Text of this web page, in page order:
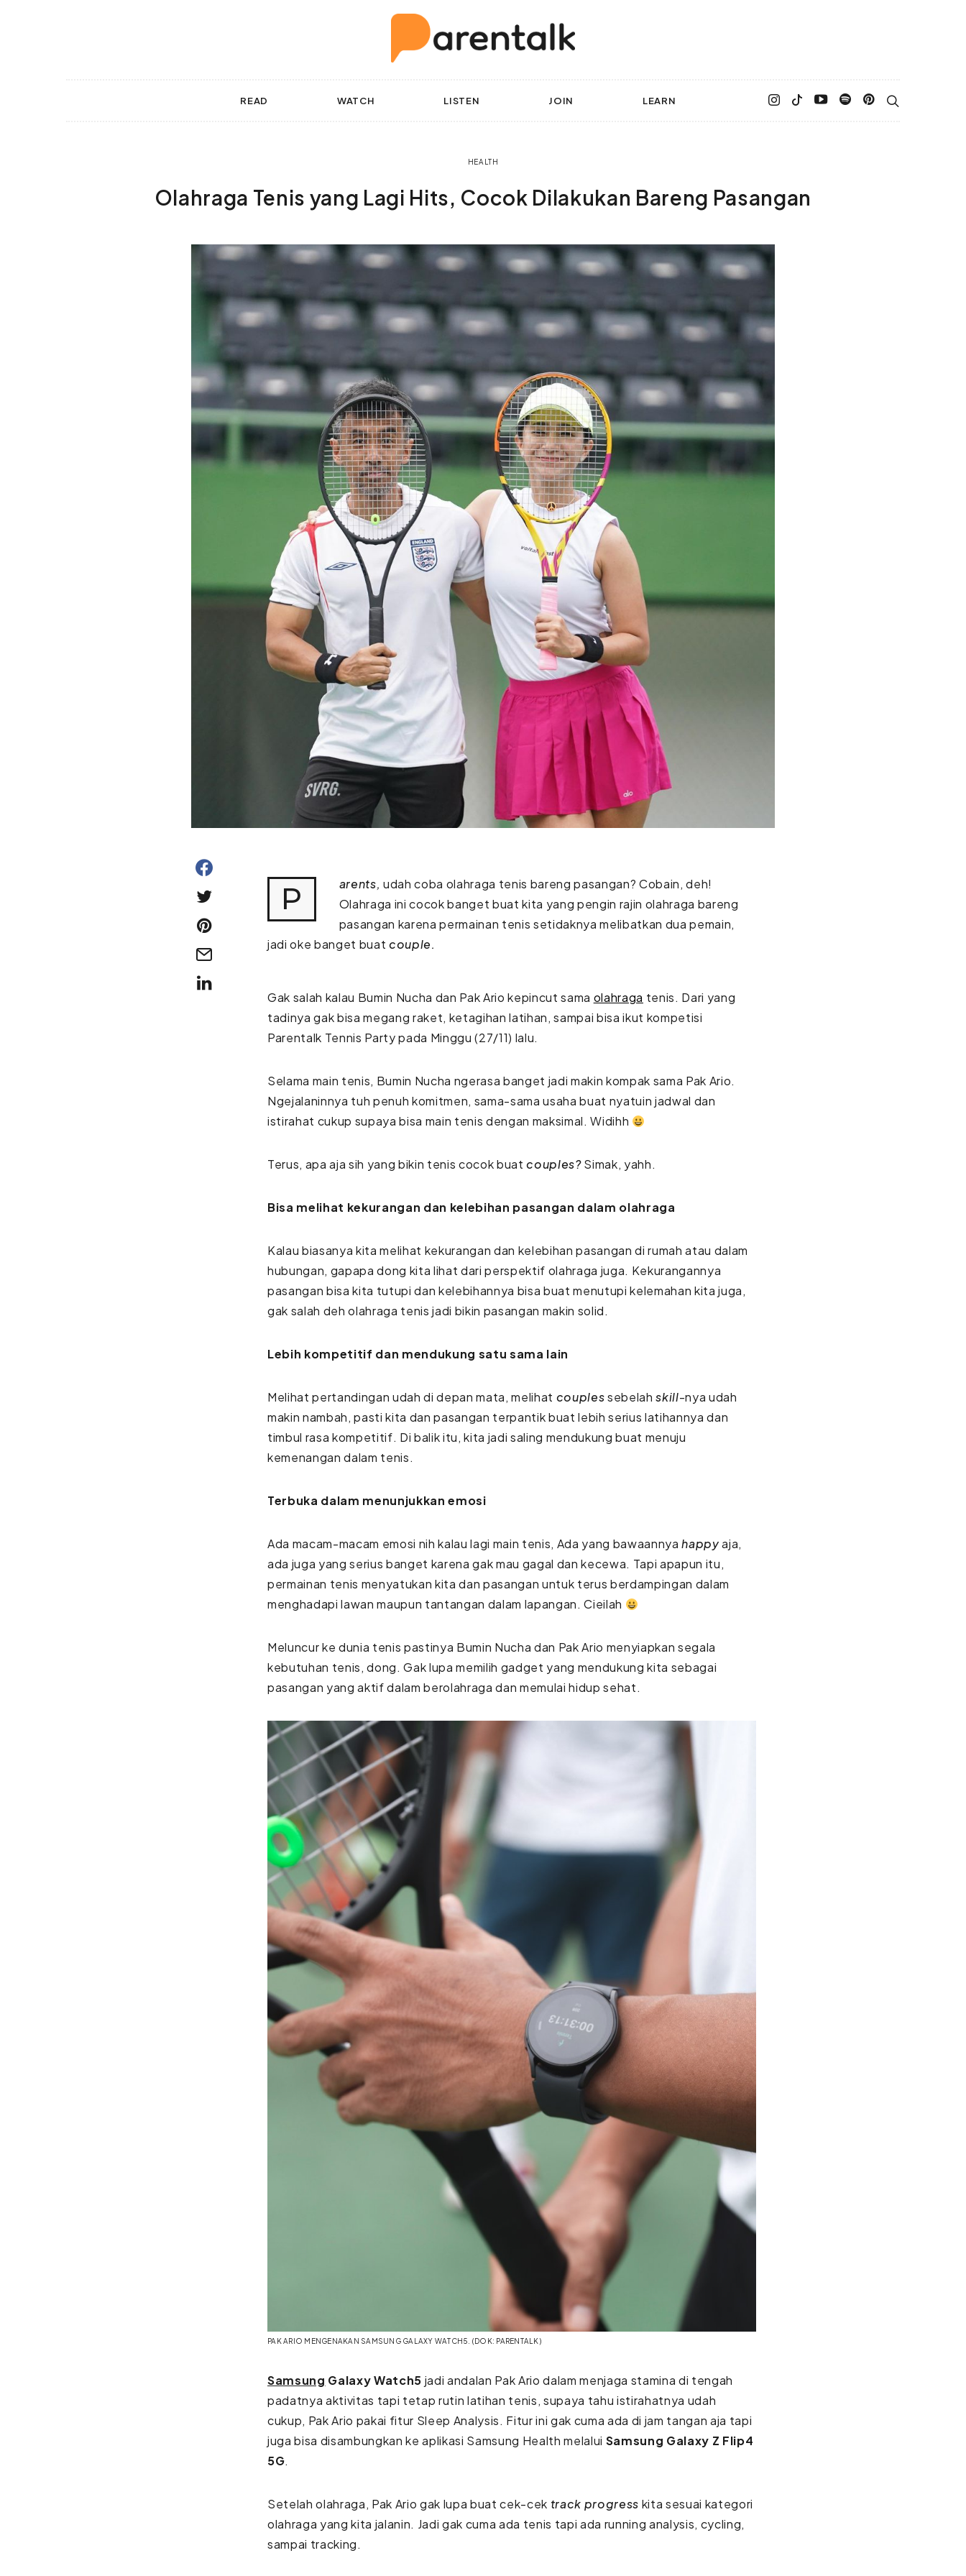
READ WATCH LISTEN JOIN LEARN
HEALTH
Olahraga Tenis yang Lagi Hits, Cocok Dilakukan Bareng Pasangan
P arents,udah coba olahraga tenis bareng pasangan? Cobain, deh!
Olahraga ini cocok banget buat kita yang pengin rajin olahraga bareng
pasangan karena permainan tenis setidaknya melibatkan dua pemain,
jadi oke banget buat couple.
Gak salah kalau Bumin Nucha dan Pak Ario kepincut sama olahraga tenis. Dari yang
tadinya gak bisa megang raket, ketagihan latihan, sampai bisa ikut kompetisi
Parentalk Tennis Party pada Minggu (27/11) lalu.
Selama main tenis, Bumin Nucha ngerasa banget jadi makin kompak sama Pak Ario.
Ngejalaninnya tuh penuh komitmen, sama-sama usaha buat nyatuin jadwal dan
istirahat cukup supaya bisa main tenis dengan maksimal. Widihh
Terus, apa aja sih yang bikin tenis cocok buatcouples?Simak, yahh.
Bisa melihat kekurangan dan kelebihan pasangan dalam olahraga
Kalau biasanya kita melihat kekurangan dan kelebihan pasangan di rumah atau dalam
hubungan, gapapa dong kita lihat dari perspektif olahraga juga. Kekurangannya
pasangan bisa kita tutupi dan kelebihannya bisa buat menutupi kelemahan kita juga,
gak salah deh olahraga tenis jadi bikin pasangan makin solid.
Lebih kompetitif dan mendukung satu sama lain
Melihat pertandingan udah di depan mata, melihat couplessebelahskill-nya udah
makin nambah, pasti kita dan pasangan terpantik buat lebih serius latihannya dan
timbul rasa kompetitif. Di balik itu, kita jadi saling mendukung buat menuju
kemenangan dalam tenis.
Terbuka dalam menunjukkan emosi
Ada macam-macam emosi nih kalau lagi main tenis, Ada yang bawaannyahappyaja,
ada juga yang serius banget karena gak mau gagal dan kecewa. Tapi apapun itu,
permainan tenis menyatukan kita dan pasangan untuk terus berdampingan dalam
menghadapi lawan maupun tantangan dalam lapangan. Cieilah
Meluncur ke dunia tenis pastinya Bumin Nucha dan Pak Ario menyiapkan segala
kebutuhan tenis, dong. Gak lupa memilih gadget yang mendukung kita sebagai
pasangan yang aktif dalam berolahraga dan memulai hidup sehat.
PAK ARIO MENGENAKAN SAMSUNG GALAXY WATCH5. (DOK: PARENTALK)
Samsung Galaxy Watch5 jadi andalan Pak Ario dalam menjaga stamina di tengah
padatnya aktivitas tapi tetap rutin latihan tenis, supaya tahu istirahatnya udah
cukup, Pak Ario pakai fitur Sleep Analysis. Fitur ini gak cuma ada di jam tangan aja tapi
juga bisa disambungkan ke aplikasi Samsung Health melalui Samsung Galaxy Z Flip4
5G.
Setelah olahraga, Pak Ario gak lupa buat cek-cek track progress kita sesuai kategori
olahraga yang kita jalanin. Jadi gak cuma ada tenis tapi ada running analysis, cycling,
sampai tracking.